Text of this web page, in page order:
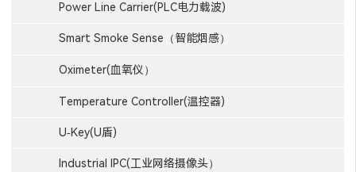
Power Line Carrier(PLC电力载波)
Smart Smoke Sense（智能烟感）
Oximeter(血氧仪）
Temperature Controller(温控器)
U-Key(U盾)
Industrial IPC(工业网络摄像头）